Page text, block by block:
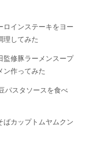
ロインステーキをヨー
理してみた
修豚ラーメンスープ
ン作ってみた
パスタソースを食べ
カップトムヤムクン